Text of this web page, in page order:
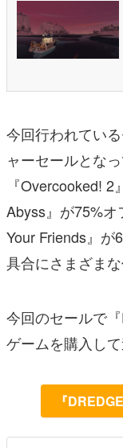
今回行われてい
ャーセールとな
『Overcooked!
Abyss』が75%
Your Friends』が
具合にさまざま
今回のセールで
ゲームを購入し
『